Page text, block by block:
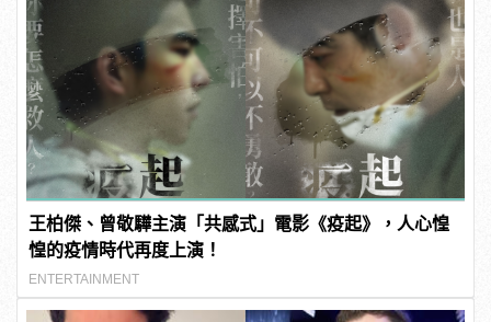
王柏傑、曾敬驊主演「共感式」電影《疫起》，人心惶
惶的疫情時代再度上演！
ENTERTAINMENT